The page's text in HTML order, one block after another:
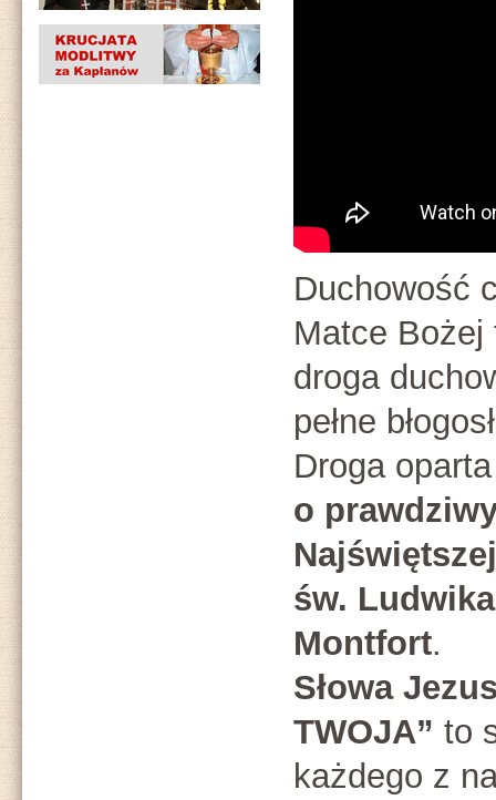
Duchowość
Matce Bożej
droga
pełne
Droga
o
św.
Montfort.
Słowa
TWOJA” to
każdego z